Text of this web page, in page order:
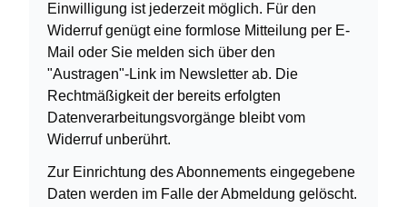
Einwilligung ist jederzeit möglich. Für den
Widerruf genügt eine formlose Mitteilung per E-
Mail oder Sie melden sich über den
"Austragen"-Link im Newsletter ab. Die
Rechtmäßigkeit der bereits erfolgten
Datenverarbeitungsvorgänge bleibt vom
Widerruf unberührt.
Zur Einrichtung des Abonnements eingegebene
Daten werden im Falle der Abmeldung gelöscht.